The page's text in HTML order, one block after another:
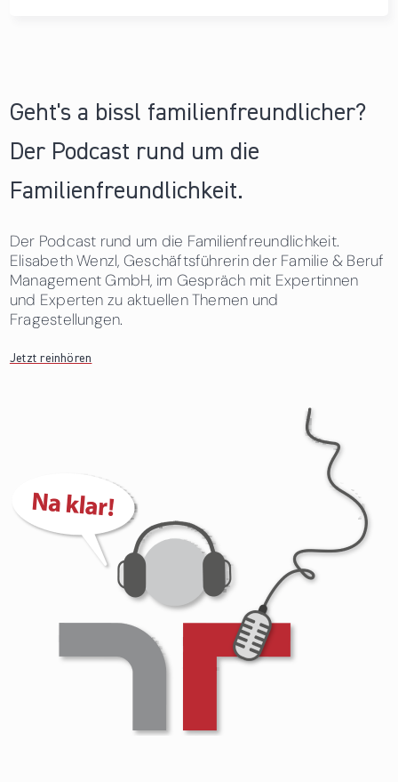
Geht's a bissl familienfreundlicher?
Der Podcast rund um die
Familienfreundlichkeit.
Der Podcast rund um die Familienfreundlichkeit.
Elisabeth Wenzl, Geschäftsführerin der Familie & Beruf
Management GmbH, im Gespräch mit Expertinnen
und Experten zu aktuellen Themen und
Fragestellungen.
Jetzt reinhören